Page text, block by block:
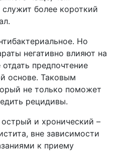
более короткий
Но
негативно влияют на
предпочтение
основе. Таковым
не только поможет
рецидивы.
и хронический –
вне зависимости
к приему